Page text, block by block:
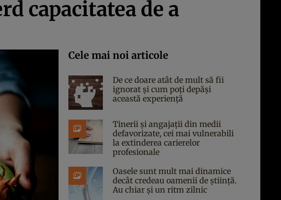
capacitatea de a
Cele mai noi articole
De ce doare atât de mult să fii
ignorat și cum poți depăși
această experiență
Tinerii și angajații din medii
defavorizate, cei mai vulnerabili
la extinderea carierelor
profesionale
Oasele sunt mult mai dinamice
decât credeau oamenii de știință.
Au chiar și un ritm zilnic